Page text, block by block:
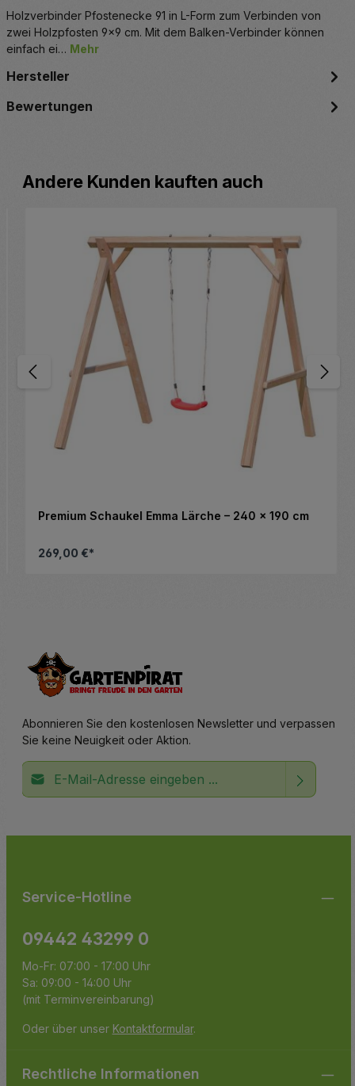
Holzverbinder Pfostenecke 91 in L-Form zum Verbinden von
zwei Holzpfosten 9x9 cm. Mit dem Balken-Verbinder können
einfach ei… Mehr
Hersteller
Bewertungen
Produktgalerie überspringen
Andere Kunden kauften auch
Premium Schaukel Emma Lärche – 240 x 190 cm
269,00 €*
Abonnieren Sie den kostenlosen Newsletter und verpassen
Sie keine Neuigkeit oder Aktion.
E-Mail-Adresse*
Service-Hotline
09442 43299 0
Mo-Fr: 07:00 - 17:00 Uhr
Sa: 09:00 - 14:00 Uhr
(mit Terminvereinbarung)
Oder über unser Kontaktformular.
Rechtliche Informationen